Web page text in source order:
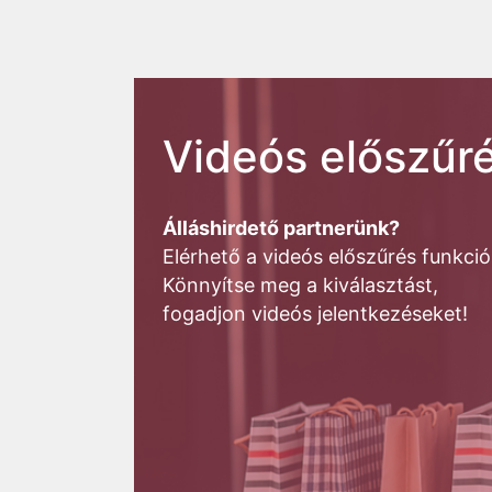
Videós
Álláshirdető partnerünk?
Elérhető a videós előszűrés
Könnyítse meg a kiválasztást,
fogadjon videós jelentkezéseket!